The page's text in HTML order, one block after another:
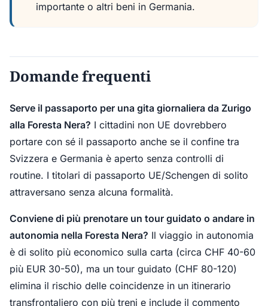
importante o altri beni in Germania.
Domande frequenti
Serve il passaporto per una gita giornaliera da Zurigo
alla Foresta Nera? I cittadini non UE dovrebbero
portare con sé il passaporto anche se il confine tra
Svizzera e Germania è aperto senza controlli di
routine. I titolari di passaporto UE/Schengen di solito
attraversano senza alcuna formalità.
Conviene di più prenotare un tour guidato o andare in
autonomia nella Foresta Nera? Il viaggio in autonomia
è di solito più economico sulla carta (circa CHF 40-60
più EUR 30-50), ma un tour guidato (CHF 80-120)
elimina il rischio delle coincidenze in un itinerario
transfrontaliero con più treni e include il commento